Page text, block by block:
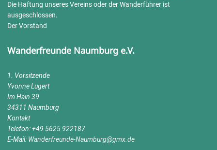
Die Haftung unseres Vereins oder der Wanderführer ist
ausgeschlossen.
Der Vorstand
Wanderfreunde Naumburg e.V.
1. Vorsitzende
Yvonne Lugert
Im Hain 39
34311 Naumburg
Kontakt
Telefon: +49 5625 922187
E-Mail: Wanderfreunde-Naumburg@gmx.de